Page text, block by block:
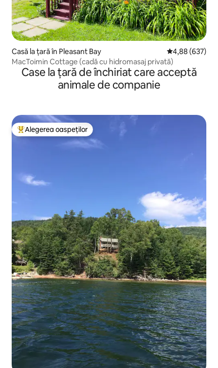
Casă la țară în Pleasant Bay Scor mediu de
4,88 (637)
MacToimin Cottage (cadă cu hidromasaj privată)
Case la țară de închiriat care acceptă
animale de companie
Locuință din topul categoriei Alegerea oaspeților
Alegerea oaspeților